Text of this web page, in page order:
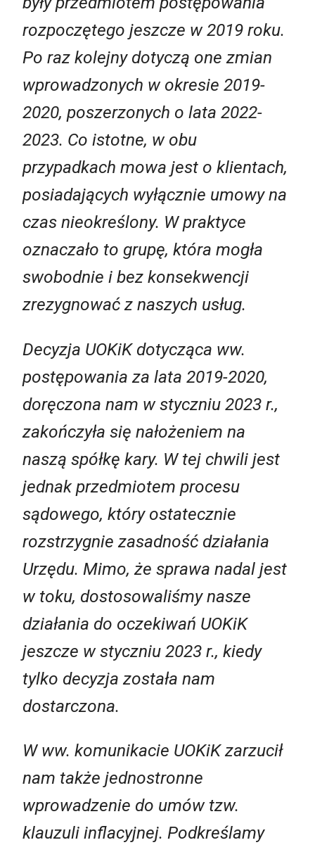
rozpoczętego jeszcze w 2019 roku.
Po raz kolejny dotyczą one zmian
wprowadzonych w okresie 2019-
2020, poszerzonych o lata 2022-
2023. Co istotne, w obu
przypadkach mowa jest o klientach,
posiadających wyłącznie umowy na
czas nieokreślony. W praktyce
oznaczało to grupę, która mogła
swobodnie i bez konsekwencji
zrezygnować z naszych usług.
Decyzja UOKiK dotycząca ww.
postępowania za lata 2019-2020,
doręczona nam w styczniu 2023 r.,
zakończyła się nałożeniem na
naszą spółkę kary. W tej chwili jest
jednak przedmiotem procesu
sądowego, który ostatecznie
rozstrzygnie zasadność działania
Urzędu. Mimo, że sprawa nadal jest
w toku, dostosowaliśmy nasze
działania do oczekiwań UOKiK
jeszcze w styczniu 2023 r., kiedy
tylko decyzja została nam
dostarczona.
W ww. komunikacie UOKiK zarzucił
nam także jednostronne
wprowadzenie do umów tzw.
klauzuli inflacyjnej. Podkreślamy